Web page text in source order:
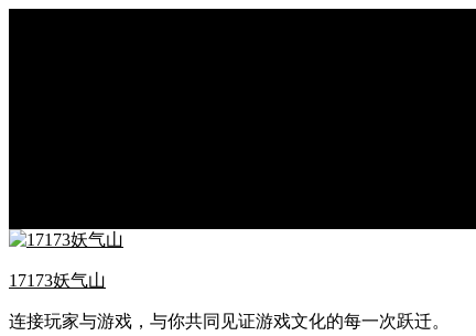
17173妖气山
连接玩家与游戏，与你共同见证游戏文化的每一次跃迁。